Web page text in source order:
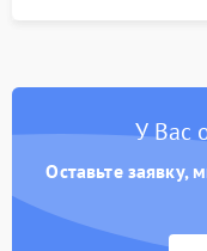
У Вас
Оставьте